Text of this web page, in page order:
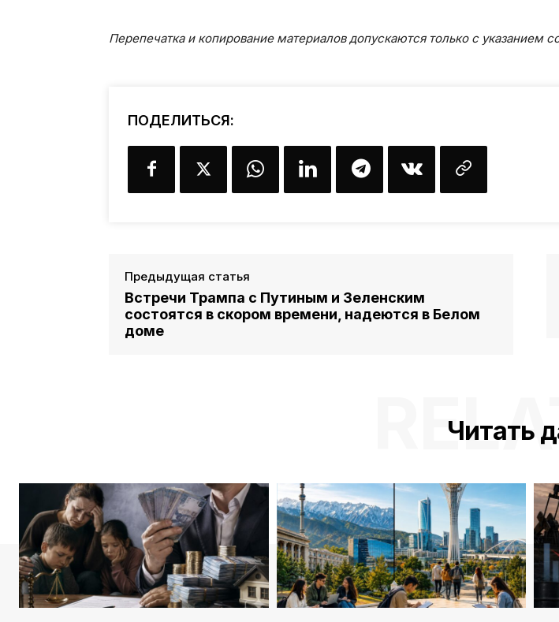
Перепечатка и копирование материалов допускаются только с указанием
ПОДЕЛИТЬСЯ:
Предыдущая статья
Встречи Трампа с Путиным и Зеленским
состоятся в скором времени, надеются в Белом
доме
Читать